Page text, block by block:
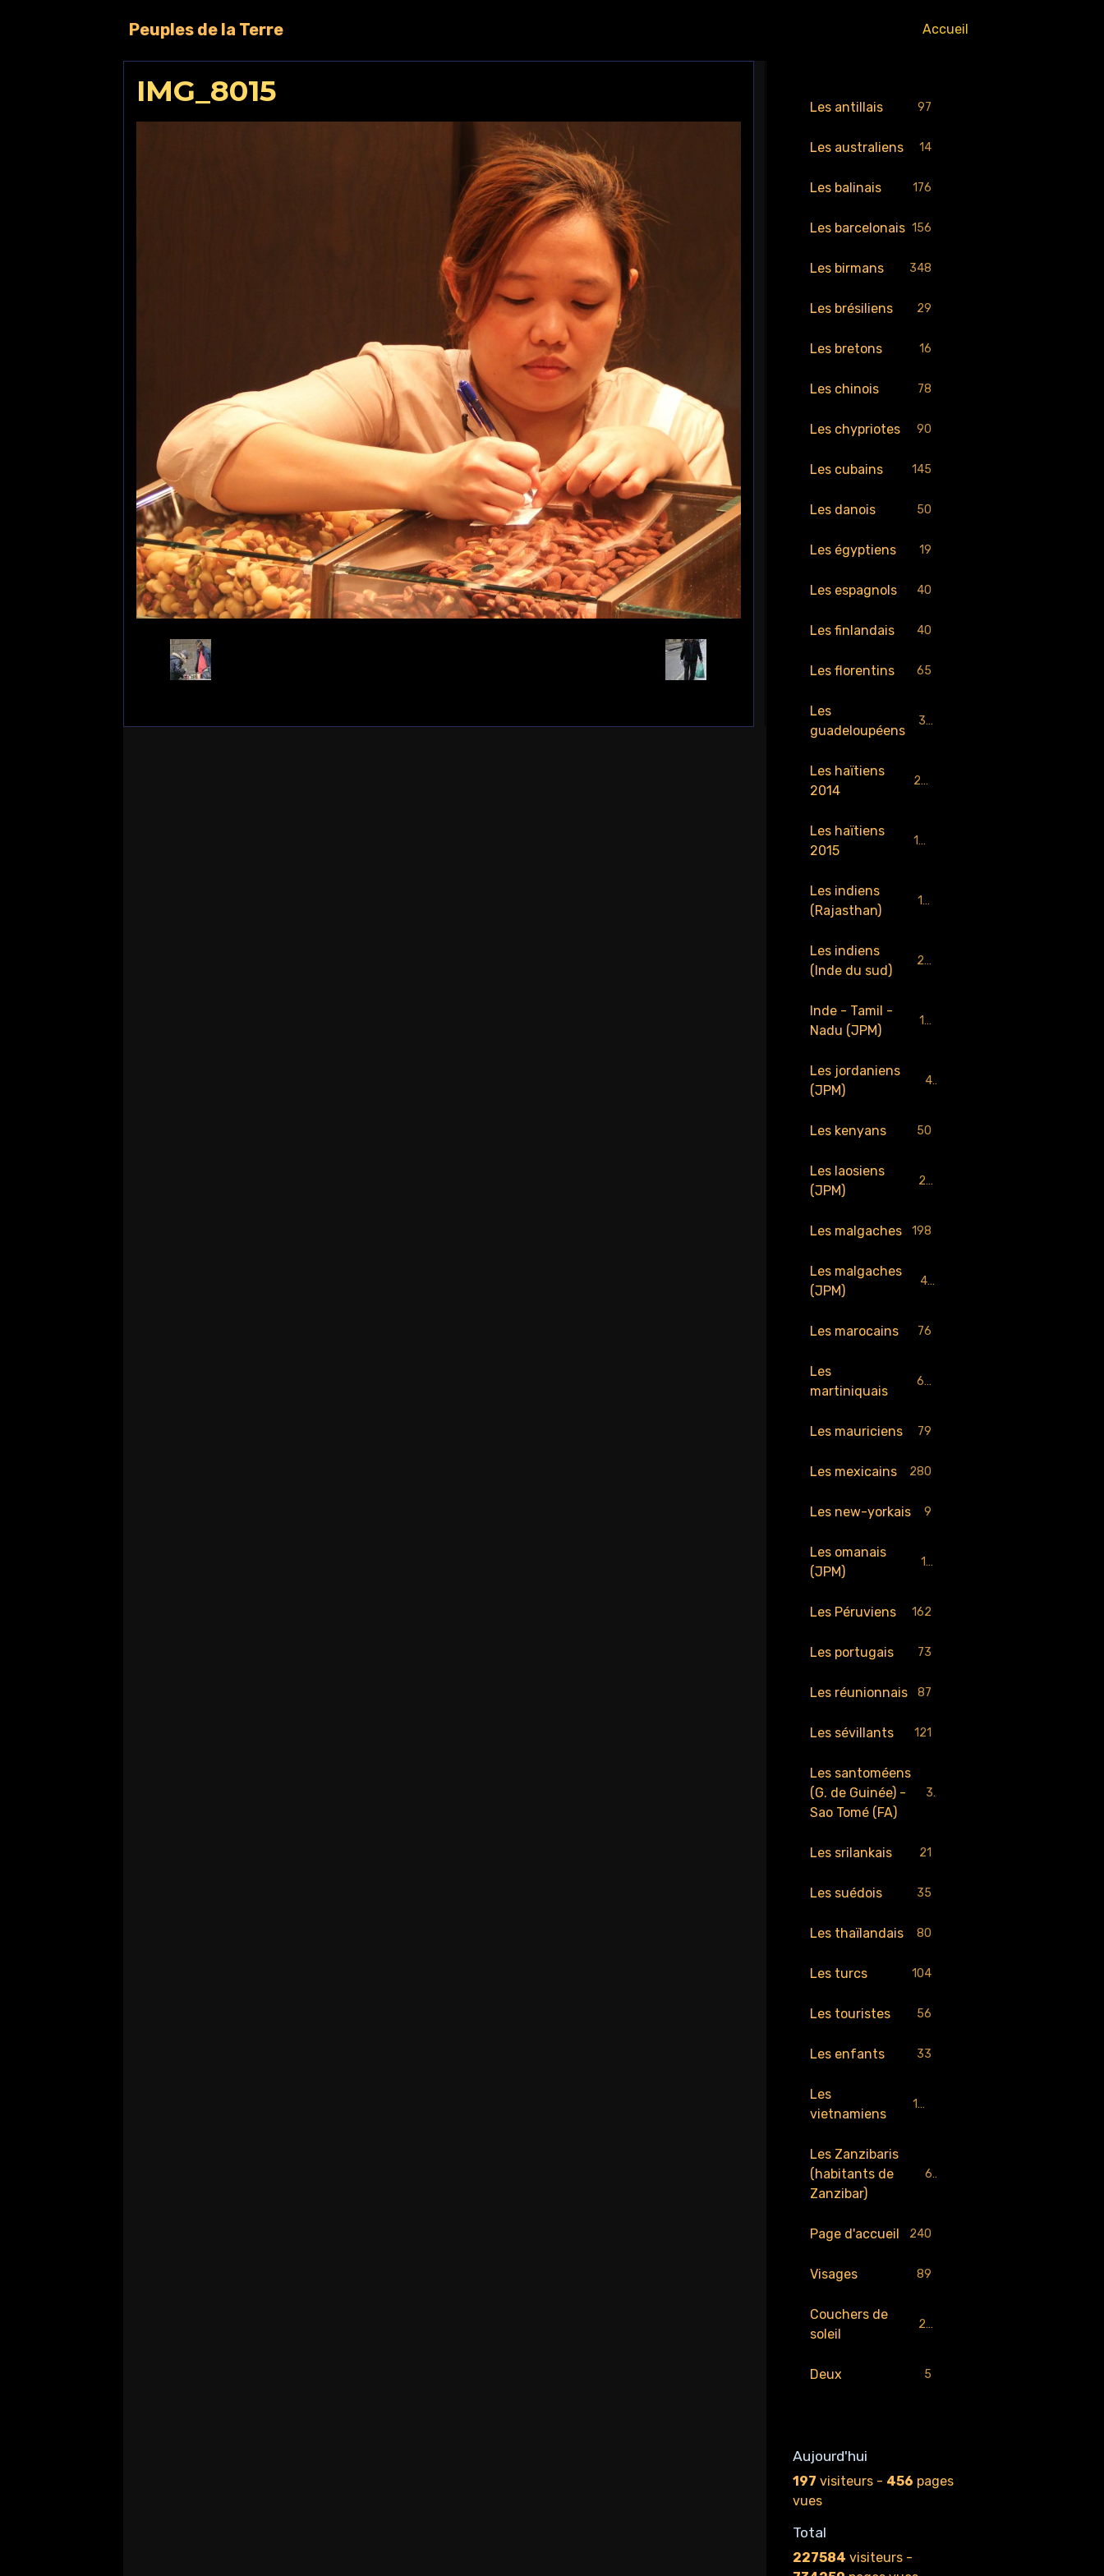
Peuples de la Terre Accueil
IMG_8015 Les antillais 97
Les australiens 14
Les balinais 176
Les barcelonais 156
Les birmans 348
Les brésiliens 29
Les bretons 16
Les chinois 78
Les chypriotes 90
Les cubains 145
Les danois 50
Les égyptiens 19
Les espagnols 40
Les finlandais 40
Les florentins 65
Les
guadeloupéens
30
Les haïtiens
2014
218
Les haïtiens
2015
159
Les indiens
(Rajasthan)
184
Les indiens
(Inde du sud)
229
Inde - Tamil -
Nadu (JPM)
137
Les jordaniens
(JPM)
4
Les kenyans 50
Les laosiens
(JPM)
25
Les malgaches 198
Les malgaches
(JPM)
43
Les marocains 76
Les
martiniquais
65
Les mauriciens 79
Les mexicains 280
Les new-yorkais 9
Les omanais
(JPM)
17
Les Péruviens 162
Les portugais 73
Les réunionnais 87
Les sévillants 121
Les santoméens
(G. de Guinée) -
Sao Tomé (FA)
34
Les srilankais 21
Les suédois 35
Les thaïlandais 80
Les turcs 104
Les touristes 56
Les enfants 33
Les
vietnamiens
189
Les Zanzibaris
(habitants de
Zanzibar)
67
Page d'accueil 240
Visages 89
Couchers de
soleil
29
Deux 5
Aujourd'hui
197 visiteurs - 456 pages
vues
Total
227584 visiteurs -